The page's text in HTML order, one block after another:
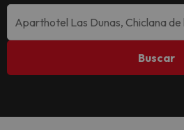
Buscar